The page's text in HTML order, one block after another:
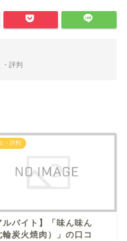
・評判
・評判
ルバイト】「味ん味ん
輪炭火焼肉）」の口コ